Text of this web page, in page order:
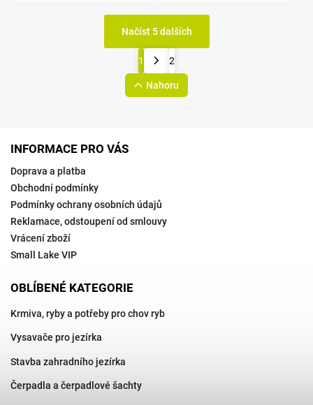
Načíst 5 dalších
1 2
Nahoru
INFORMACE PRO VÁS
Doprava a platba
Obchodní podmínky
Podmínky ochrany osobních údajů
Reklamace, odstoupení od smlouvy
Vrácení zboží
Small Lake VIP
OBLÍBENÉ KATEGORIE
Krmiva, ryby a potřeby pro chov ryb
Vysavače pro jezírka
Stavba zahradního jezírka
Čerpadla a čerpadlové šachty